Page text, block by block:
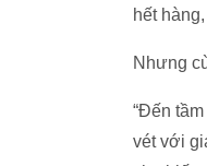
hết
Nhưng
“Đến
vét với